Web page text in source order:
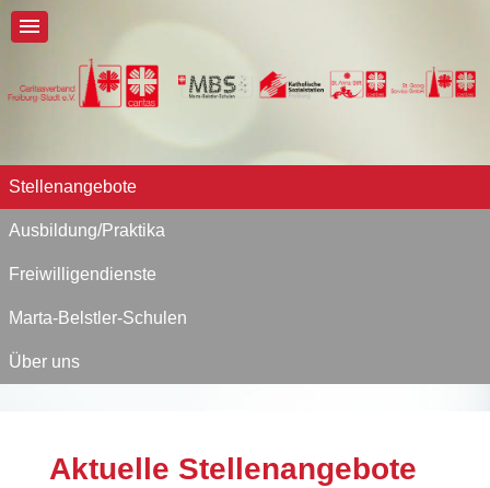
Stellenangebote
Ausbildung/Praktika
Freiwilligendienste
Marta-Belstler-Schulen
Über uns
Aktuelle Stellenangebote